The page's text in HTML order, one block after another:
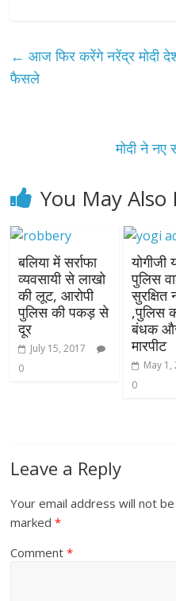
← आज फिर करेंगे नरेंद्र मोदी
फैसले
मोदी ने नए
You May Also
बलिया में सर्राफा
व्यवसायी से लाखो
की लूट, आरोपी
पुलिस की पकड़ से
दूर
July 15, 2017
0
योगीजी
पुलिस
सुरक्षित
,पुलिस
बंधक
मारपीट
May 1,
0
Leave a Reply
Your email address will not
marked*
Comment*